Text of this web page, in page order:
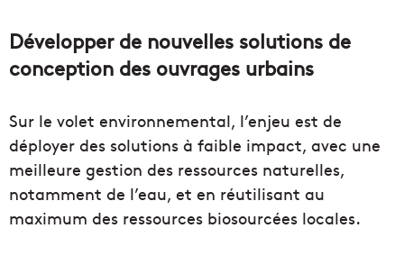
Développer de nouvelles solutions de
conception des ouvrages urbains
Sur le volet environnemental, l’enjeu est de
déployer des solutions à faible impact, avec une
meilleure gestion des ressources naturelles,
notamment de l’eau, et en réutilisant au
maximum des ressources biosourcées locales.